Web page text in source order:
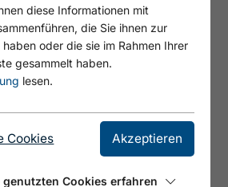
diese Informationen mit
die Sie ihnen zur
oder die sie im Rahmen Ihrer
gesammelt haben.
lesen.
Cookies Akzeptieren
Cookies erfahren